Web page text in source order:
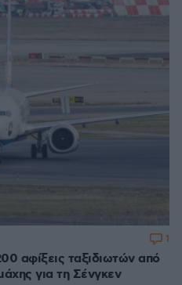
αφίξεις ταξιδιωτών από
για τη Σένγκεν
1